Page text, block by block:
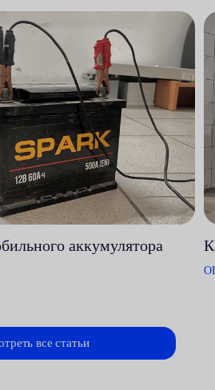
аккумулятора
все статьи